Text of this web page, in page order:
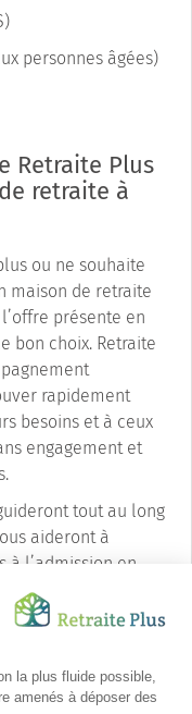
personnes âgées)
Retraite Plus
retraite à
ou ne souhaite
maison de retraite
présente en
bon choix. Retraite
rapidement
besoins et à ceux
engagement et
tout au long
aideront à
à l’admission en
(EHPAD, résidence
de retraite dans le
France dans les